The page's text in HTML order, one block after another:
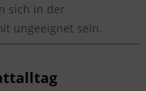
sich in der
ungeeignet sein.